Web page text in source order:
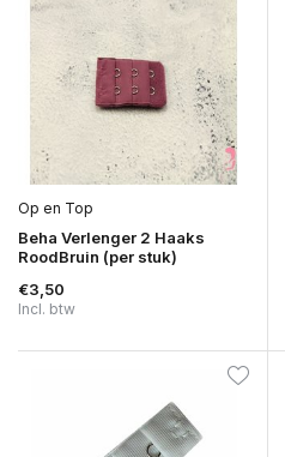
Op en Top
Beha Verlenger 2 Haaks
RoodBruin (per stuk)
€3,50
Incl. btw